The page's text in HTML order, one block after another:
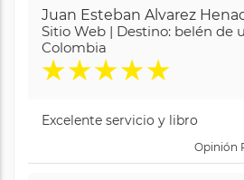
Juan Esteban Alvarez
Sitio Web | Destino: belén de
Colombia
★★★★★
Excelente servicio y libro
Opinión